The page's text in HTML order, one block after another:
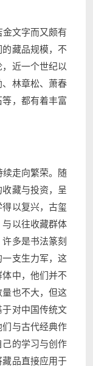
文字而又颇有
藏品规模，不
近一个世纪以
林章松、萧春
，都有着丰富
走向繁荣。随
藏与投资，呈
以复兴，古玺
以往收藏群体
多是书法篆刻
支生力军，这
中，他们并不
也不大，但这
对中国传统文
与古代经典作
的学习与创作
品直接应用于